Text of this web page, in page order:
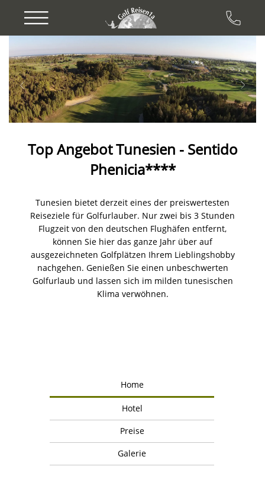
Top Angebot Tunesien - Sentido
Phenicia****
Tunesien bietet derzeit eines der preiswertesten
Reiseziele für Golfurlauber. Nur zwei bis 3 Stunden
Flugzeit von den deutschen Flughäfen entfernt,
können Sie hier das ganze Jahr über auf
ausgezeichneten Golfplätzen Ihrem Lieblingshobby
nachgehen. Genießen Sie einen unbeschwerten
Golfurlaub und lassen sich im milden tunesischen
Klima verwöhnen.
Home
Hotel
Preise
Galerie